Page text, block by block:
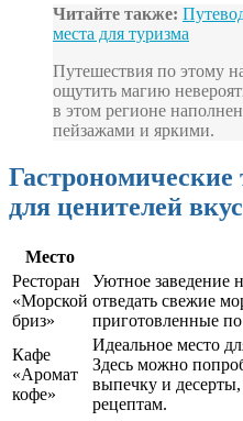
Читайте также:
места для туризма
Путешествия по этому
ощутить магию
в этом регионе
пейзажами и яркими.
для ценителей
Место
Ресторан
«Морской
бриз»
Уютное заведение
отведать свежие
приготовленные
Кафе
«Аромат
кофе»
Идеальное место
Здесь можно
выпечку и
рецептам.